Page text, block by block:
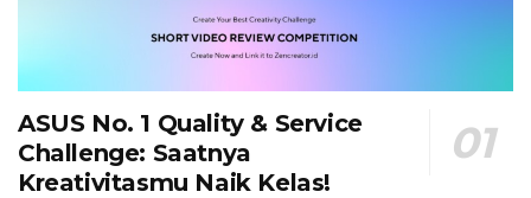
ASUS No. 1 Quality & Service
Challenge: Saatnya
Kreativitasmu Naik Kelas!